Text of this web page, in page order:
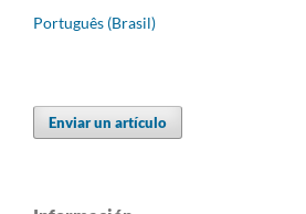
Português (Brasil)
Enviar un artículo